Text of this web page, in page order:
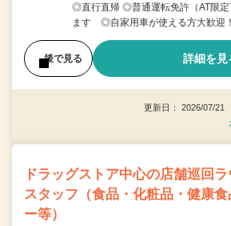
◎直行直帰 ◎普通運転免許（AT限定
ます ◎自家用車が使える方大歓迎！
後で見る 詳細を見
更新日： 2026/07/
ドラッグストア中心の店舗巡回
スタッフ（食品・化粧品・健康
ー等）